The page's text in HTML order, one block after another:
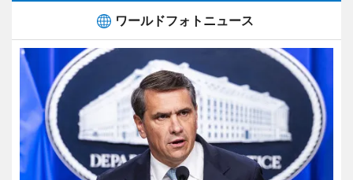
ワールドフォトニュース